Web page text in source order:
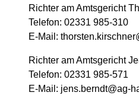
Richter am Amtsgericht
Telefon: 02331 985-310
E-Mail:
Richter am Amtsgericht
Telefon: 02331 985-571
E-Mail: jens.berndt@ag-